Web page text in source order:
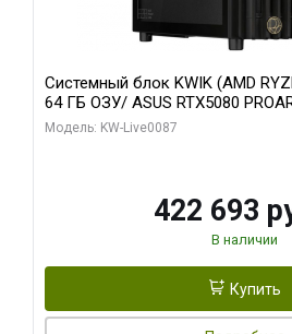
Системный блок KWIK (AMD
64 ГБ ОЗУ/ ASUS RTX5080
256bit Type-C DP 2/ 1 ТБ SSD)
Модель: KW-Live0087
422 693
В наличии
Купить